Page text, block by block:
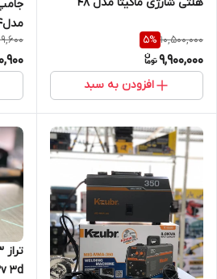
هلتی شارژی ماکیتا مدل ۴۸
10,500,000
5%
9,900,000
افزودن به سبد
مدلH744
3d